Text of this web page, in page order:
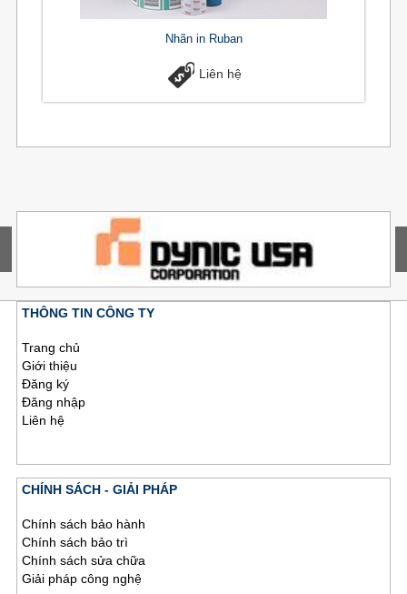
Nhãn in Ruban
Liên hệ
THÔNG TIN CÔNG TY
Trang chủ
Giới thiệu
Đăng ký
Đăng nhập
Liên hệ
CHÍNH SÁCH - GIẢI PHÁP
Chính sách bảo hành
Chính sách bảo trì
Chính sách sửa chữa
Giải pháp công nghệ